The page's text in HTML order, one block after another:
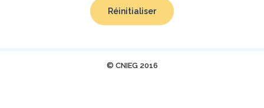
Réinitialiser
© CNIEG 2016